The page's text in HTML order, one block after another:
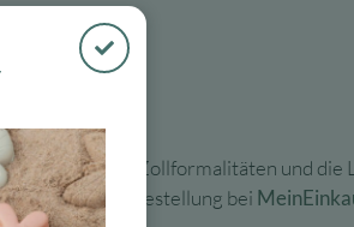
zu nutzen. Alle Zollformalitäten und die
vor Deiner Bestellung bei